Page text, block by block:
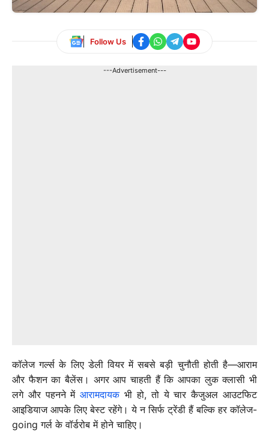
Follow Us
---Advertisement---
कॉलेज गर्ल्स के लिए डेली वियर में सबसे बड़ी चुनौती होती है—आराम
और फैशन का बैलेंस। अगर आप चाहती हैं कि आपका लुक क्लासी भी
लगे और पहनने मेंआरामदायकभी हो, तो ये चार कैजुअल आउटफिट
आइडियाज आपके लिए बेस्ट रहेंगे। ये न सिर्फ ट्रेंडी हैं बल्कि हर कॉलेज-
going गर्ल के वॉर्डरोब में होने चाहिए।